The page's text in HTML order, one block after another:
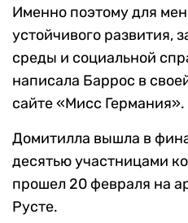
Именно поэтому для
устойчивого
среды и социальной
написала Баррос в
сайте «Мисс Германия».
Домитилла вышла в
десятью участницами
прошел 20 февраля на
Русте.